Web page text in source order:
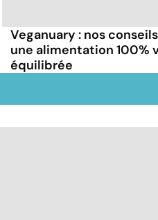
Veganuary : nos
une alimentation 100%
équilibrée